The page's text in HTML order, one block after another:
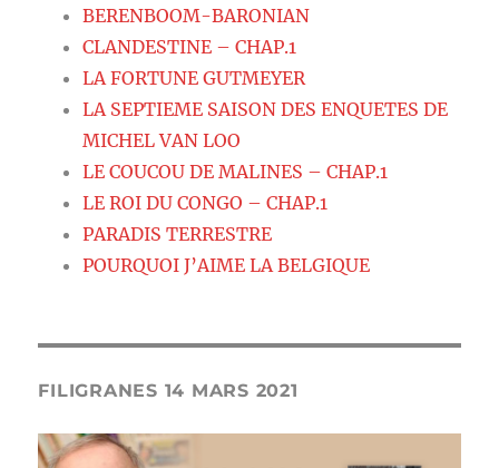
BERENBOOM-BARONIAN
CLANDESTINE – CHAP.1
LA FORTUNE GUTMEYER
LA SEPTIEME SAISON DES ENQUETES DE
MICHEL VAN LOO
LE COUCOU DE MALINES – CHAP.1
LE ROI DU CONGO – CHAP.1
PARADIS TERRESTRE
POURQUOI J’AIME LA BELGIQUE
FILIGRANES 14 MARS 2021